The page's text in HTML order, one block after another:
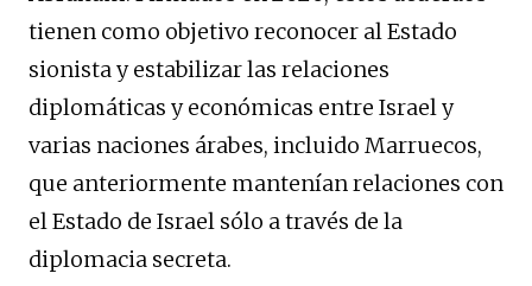
tienen como objetivo reconocer al Estado
sionista y estabilizar las relaciones
diplomáticas y económicas entre Israel y
varias naciones árabes, incluido Marruecos,
que anteriormente mantenían relaciones con
el Estado de Israel sólo a través de la
diplomacia secreta.